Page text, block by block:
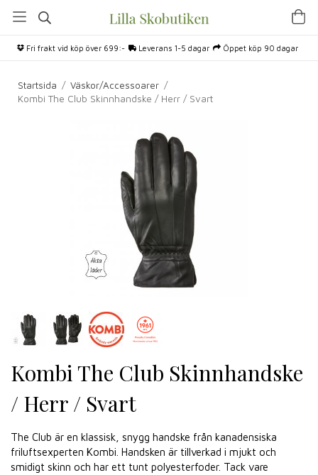
Fri frakt vid köp över 699:- Leverans 1-5 dagar Öppet köp 90 dagar
Startsida / Väskor/Accessoarer /
Kombi The Club Skinnhandske / Herr / Svart
Kombi The Club Skinnhandske
/ Herr / Svart
The Club är en klassisk, snygg handske från kanadensiska
friluftsexperten Kombi. Handsken är tillverkad i mjukt och
smidigt skinn och har ett tunt polyesterfoder. Tack vare